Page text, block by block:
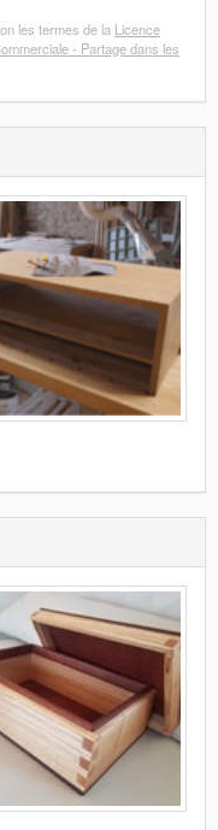
les termes de la Licence
- Partage dans les